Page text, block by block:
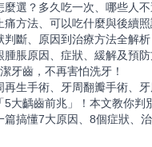
選？多久吃一次、哪些人不
痛方法、可以吃什麼與後續
判斷、原因到治療方法全解析
脹原因、症狀、緩解及預防
牙齒，不再害怕洗牙！
再生手術、牙周翻瓣手術、
5大齲齒前兆」！本文教你判
搞懂7大原因、8個症狀、治